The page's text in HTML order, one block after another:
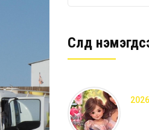
Сүүлд